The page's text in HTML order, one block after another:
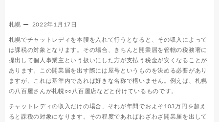
札幌 2022年1月17日
札幌でチャットレディを本腰を入れて行うとなると、その収入によって
は課税の対象となります。その場合、きちんと開業届を管轄の税務署に
提出して個人事業主という扱いにした方が支払う税金が安くなることが
あります。この開業届を出す際には屋号というものを決める必要があり
ますが、これは基準内であれば好きな名称で構いません。例えば、札幌
の八百屋さんが札幌○○八百屋店などと付けているものです。
チャットレディの収入だけの場合、それが年間でおよそ103万円を超え
ると課税の対象になります。その程度であればわざわざ開業届を出して